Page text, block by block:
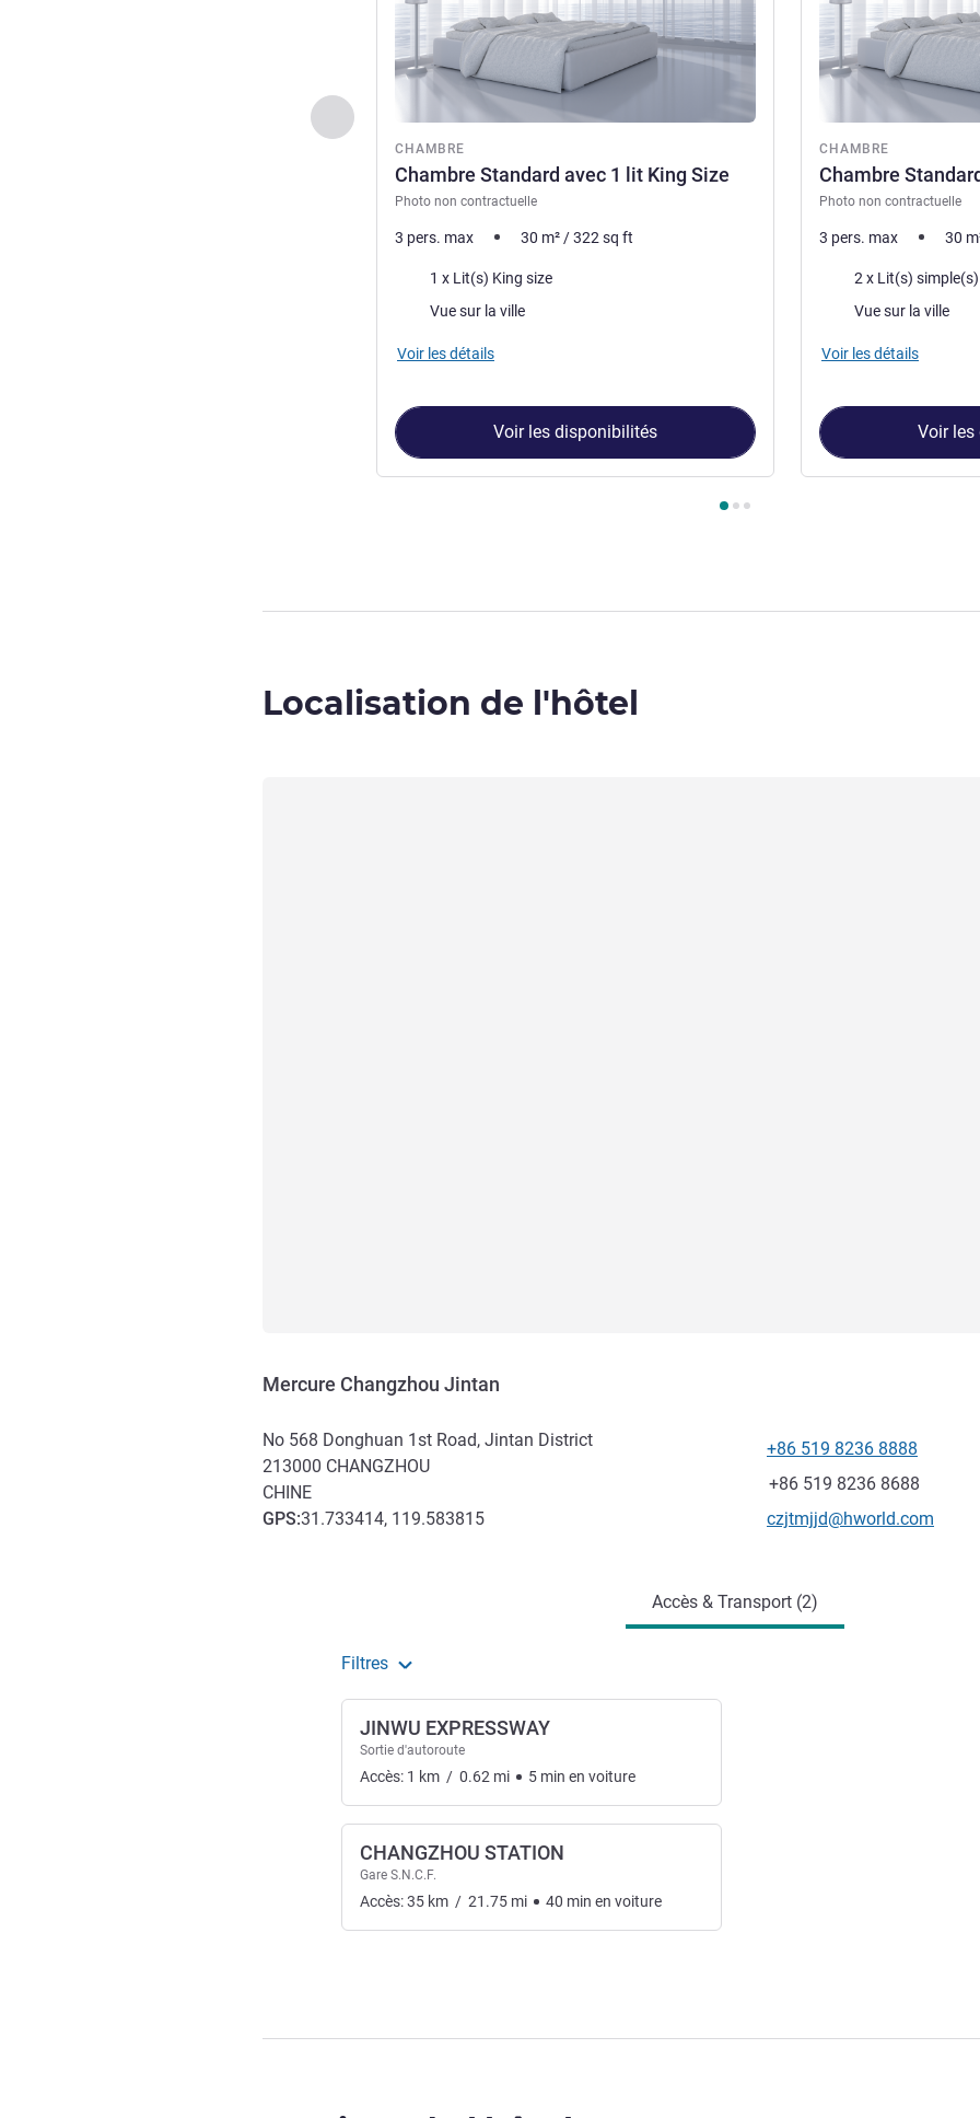
Précédent - Chambre
CHAMBRE
Chambre Standard avec 1 lit King Size
Photo non contractuelle
3 pers. max 30 m² /322 sq ft
Literie1 x Lit(s) King size
Vues :Vue sur la ville
Voir les détails
Voir les disponibilités
CHAMBRE
Chambre
Photo non contractuelle
3 pers. max 30
Literie2 x Lit(s) simple(s)
Vues :Vue sur la ville
Voir les détails
Voir
Localisation de l'hôtel
Mercure Changzhou Jintan
No 568 Donghuan 1st Road, Jintan District
213000 CHANGZHOU
CHINE
GPS:31.733414, 119.583815
Téléphone
+86 519 8236 8888
Fax
+86 519 8236 8688
Email de contact
czjtmjjd@hworld.com
Accès & Transport (2)
Filtres
JINWU EXPRESSWAY
Sortie d'autoroute
Accès: 1 km / 0.62 mi 5 min en voiture
CHANGZHOU STATION
Gare S.N.C.F.
Accès:35 km / 21.75 mi 40 min en voiture